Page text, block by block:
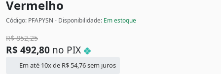
Vermelho
Código: PFAPYSN - Disponibilidade: Em estoque
R$852,25
R$ 492,80 no PIX
Em até 10x de R$ 54,76sem juros